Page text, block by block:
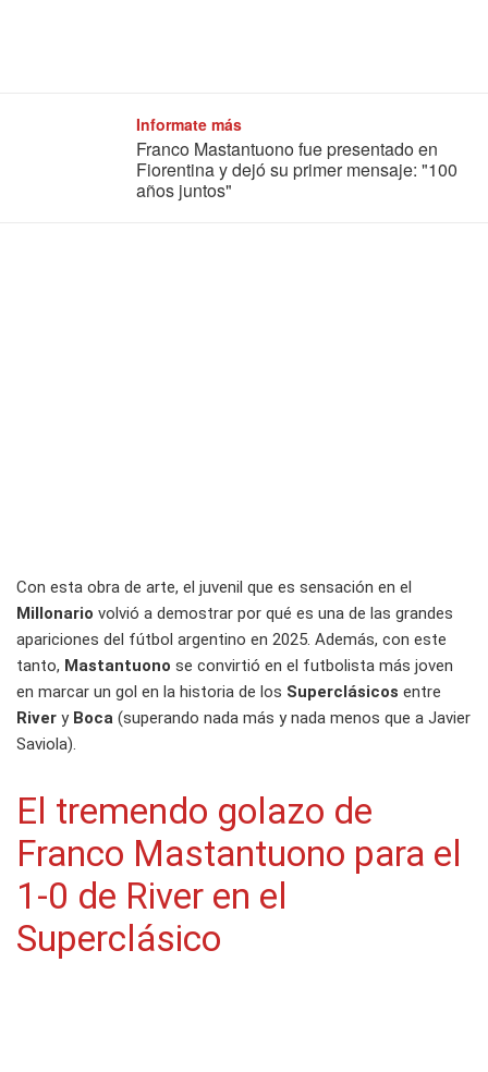
Informate más
Franco Mastantuono fue presentado en
Fiorentina y dejó su primer mensaje: "100
años juntos"
Con esta obra de arte, el juvenil que es sensación en el
Millonario volvió a demostrar por qué es una de las grandes
apariciones del fútbol argentino en 2025. Además, con este
tanto, Mastantuono se convirtió en el futbolista más joven
en marcar un gol en la historia de los Superclásicos entre
River y Boca (superando nada más y nada menos que a Javier
Saviola).
El tremendo golazo de
Franco Mastantuono para el
1-0 de River en el
Superclásico